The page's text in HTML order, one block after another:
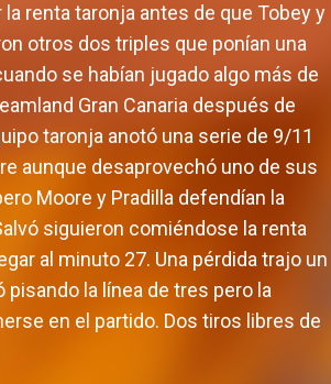
renta taronja antes de que Tobey y
otros dos triples que ponían una
se habían jugado algo más de
Gran Canaria después de
taronja anotó una serie de 9/11
aunque desaprovechó uno de sus
Moore y Pradilla defendían la
siguieron comiéndose la renta
al minuto 27. Una pérdida trajo un
la línea de tres pero la
en el partido. Dos tiros libres de